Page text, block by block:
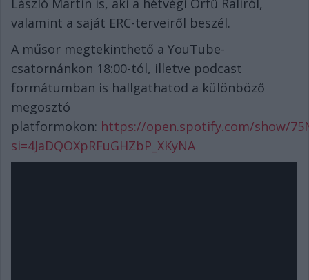
László Martin is, aki a hétvégi Orfű Raliról,
valamint a saját ERC-terveiről beszél.
A műsor megtekinthető a YouTube-
csatornánkon 18:00-tól, illetve podcast
formátumban is hallgathatod a különböző
megosztó
platformokon: https://open.spotify.com/show/
si=4JaDQOXpRFuGHZbP_XKyNA